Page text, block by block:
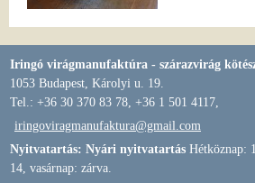
Iringó virágmanufaktúra - szárazvirág
1053 Budapest, Károlyi u. 19.
Tel.: +36 30 370 83 78, +36 1 501 4117,
iringoviragmanufaktura@gmail.com
Nyitvatartás: Nyári nyitvatartás Hétköznap:
14, vasárnap: zárva.